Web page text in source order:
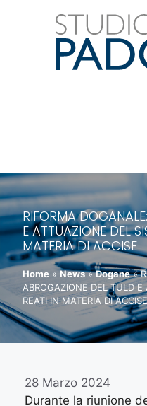
RIFORMA
E ATTUAZIONE DEL
MATERIA DI ACCISE
Home » News » Dogane »
ABROGAZIONE DEL TULD
REATI IN MATERIA DI ACCISE
28 Marzo 2024
Durante la riunione